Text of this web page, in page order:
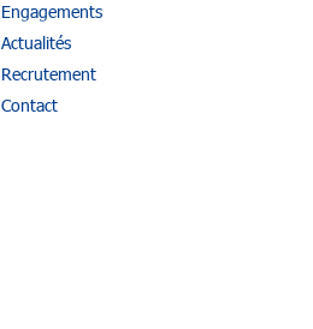
Engagements
Actualités
Recrutement
Contact